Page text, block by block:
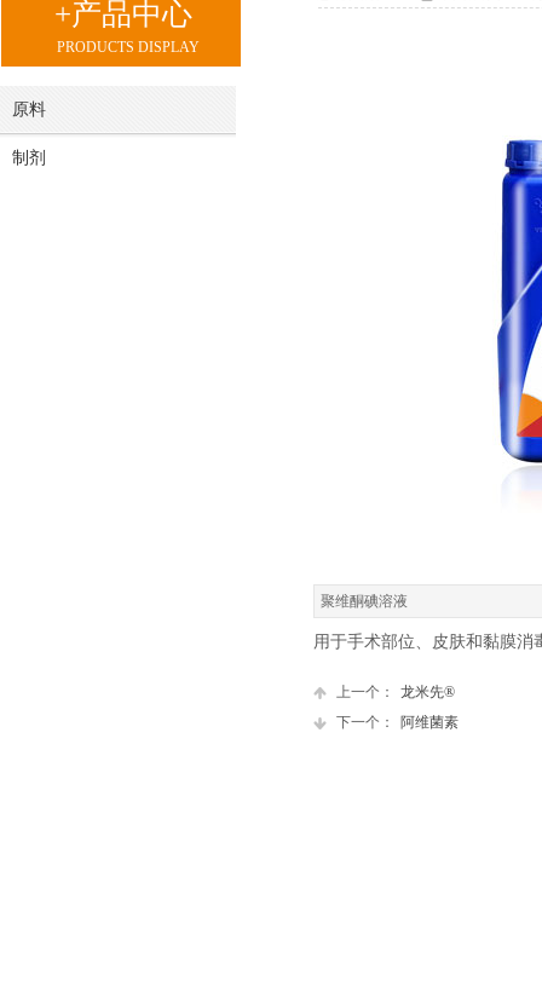
+产品中心
聚维酮碘溶液
用于手术部位、皮肤和黏膜消
上一个：
龙米先®
下一个：
阿维菌素
PRODUCTS DISPLAY
原料
制剂